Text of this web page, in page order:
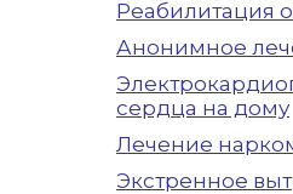
Реабилитация
Анонимное
сердца на дому
Лечение
Экстренное